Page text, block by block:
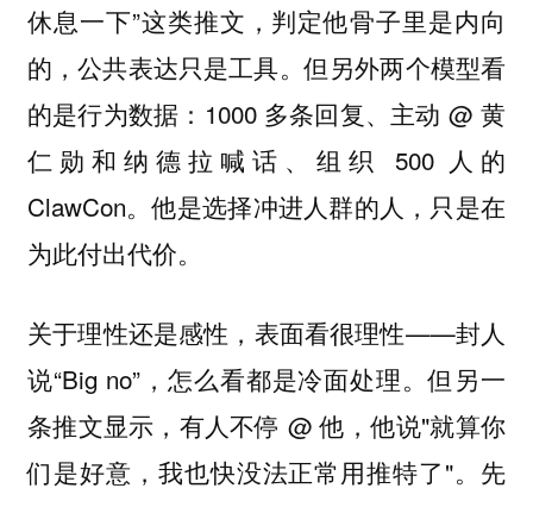
休息一下”这类推文，判定他骨子里是内向
的，公共表达只是工具。但另外两个模型看
的是行为数据：1000 多条回复、主动 @ 黄
仁勋和纳德拉喊话、组织 500 人的
ClawCon。他是选择冲进人群的人，只是在
为此付出代价。
关于理性还是感性，表面看很理性——封人
说“Big no”，怎么看都是冷面处理。但另一
条推文显示，有人不停 @ 他，他说"就算你
们是好意，我也快没法正常用推特了"。先